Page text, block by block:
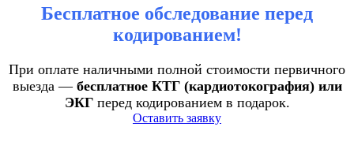
Бесплатное обследование перед
кодированием!
При оплате наличными полной стоимости первичного
выезда — бесплатное КТГ (кардиотокография) или
ЭКГперед кодированием в подарок.
Оставить заявку